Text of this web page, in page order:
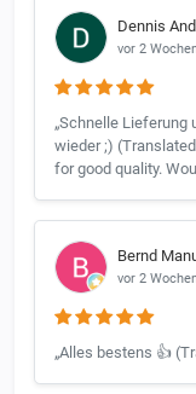
Dennis
vor 2
„Schnelle Lieferung
wieder ;)
for good quality.
Bernd
vor 2
„Alles bestens 👍